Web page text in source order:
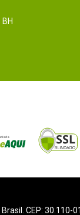
Brasil. CEP: 30.110-